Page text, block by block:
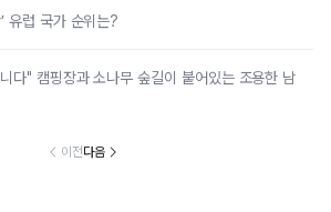
유럽 국가 순위는?
다" 캠핑장과 소나무 숲길이 붙어있는 조용한 남
이전다음